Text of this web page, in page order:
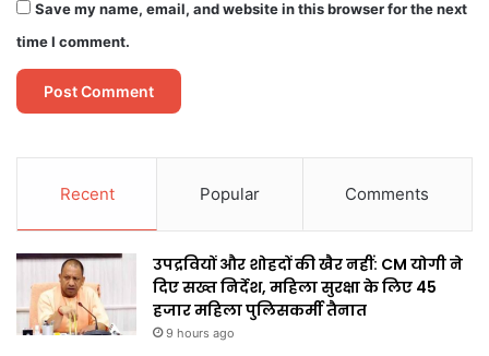
Save my name, email, and website in this browser for the next
time I comment.
Recent Popular Comments
उपद्रवियों और शोहदों की खैर नहीं: CM योगी ने
दिए सख्त निर्देश, महिला सुरक्षा के लिए 45
हजार महिला पुलिसकर्मी तैनात
9 hours ago